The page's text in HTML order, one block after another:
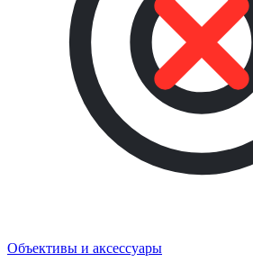
Объективы и аксессуары